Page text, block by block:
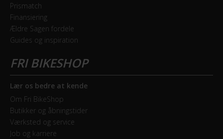
Prismatch
Finansiering
Ældre Sagen fordele
Guides og inspiration
Lær os bedre at kende
Om Fri BikeShop
Butikker og åbningstider
Værksted og service
Job og karriere